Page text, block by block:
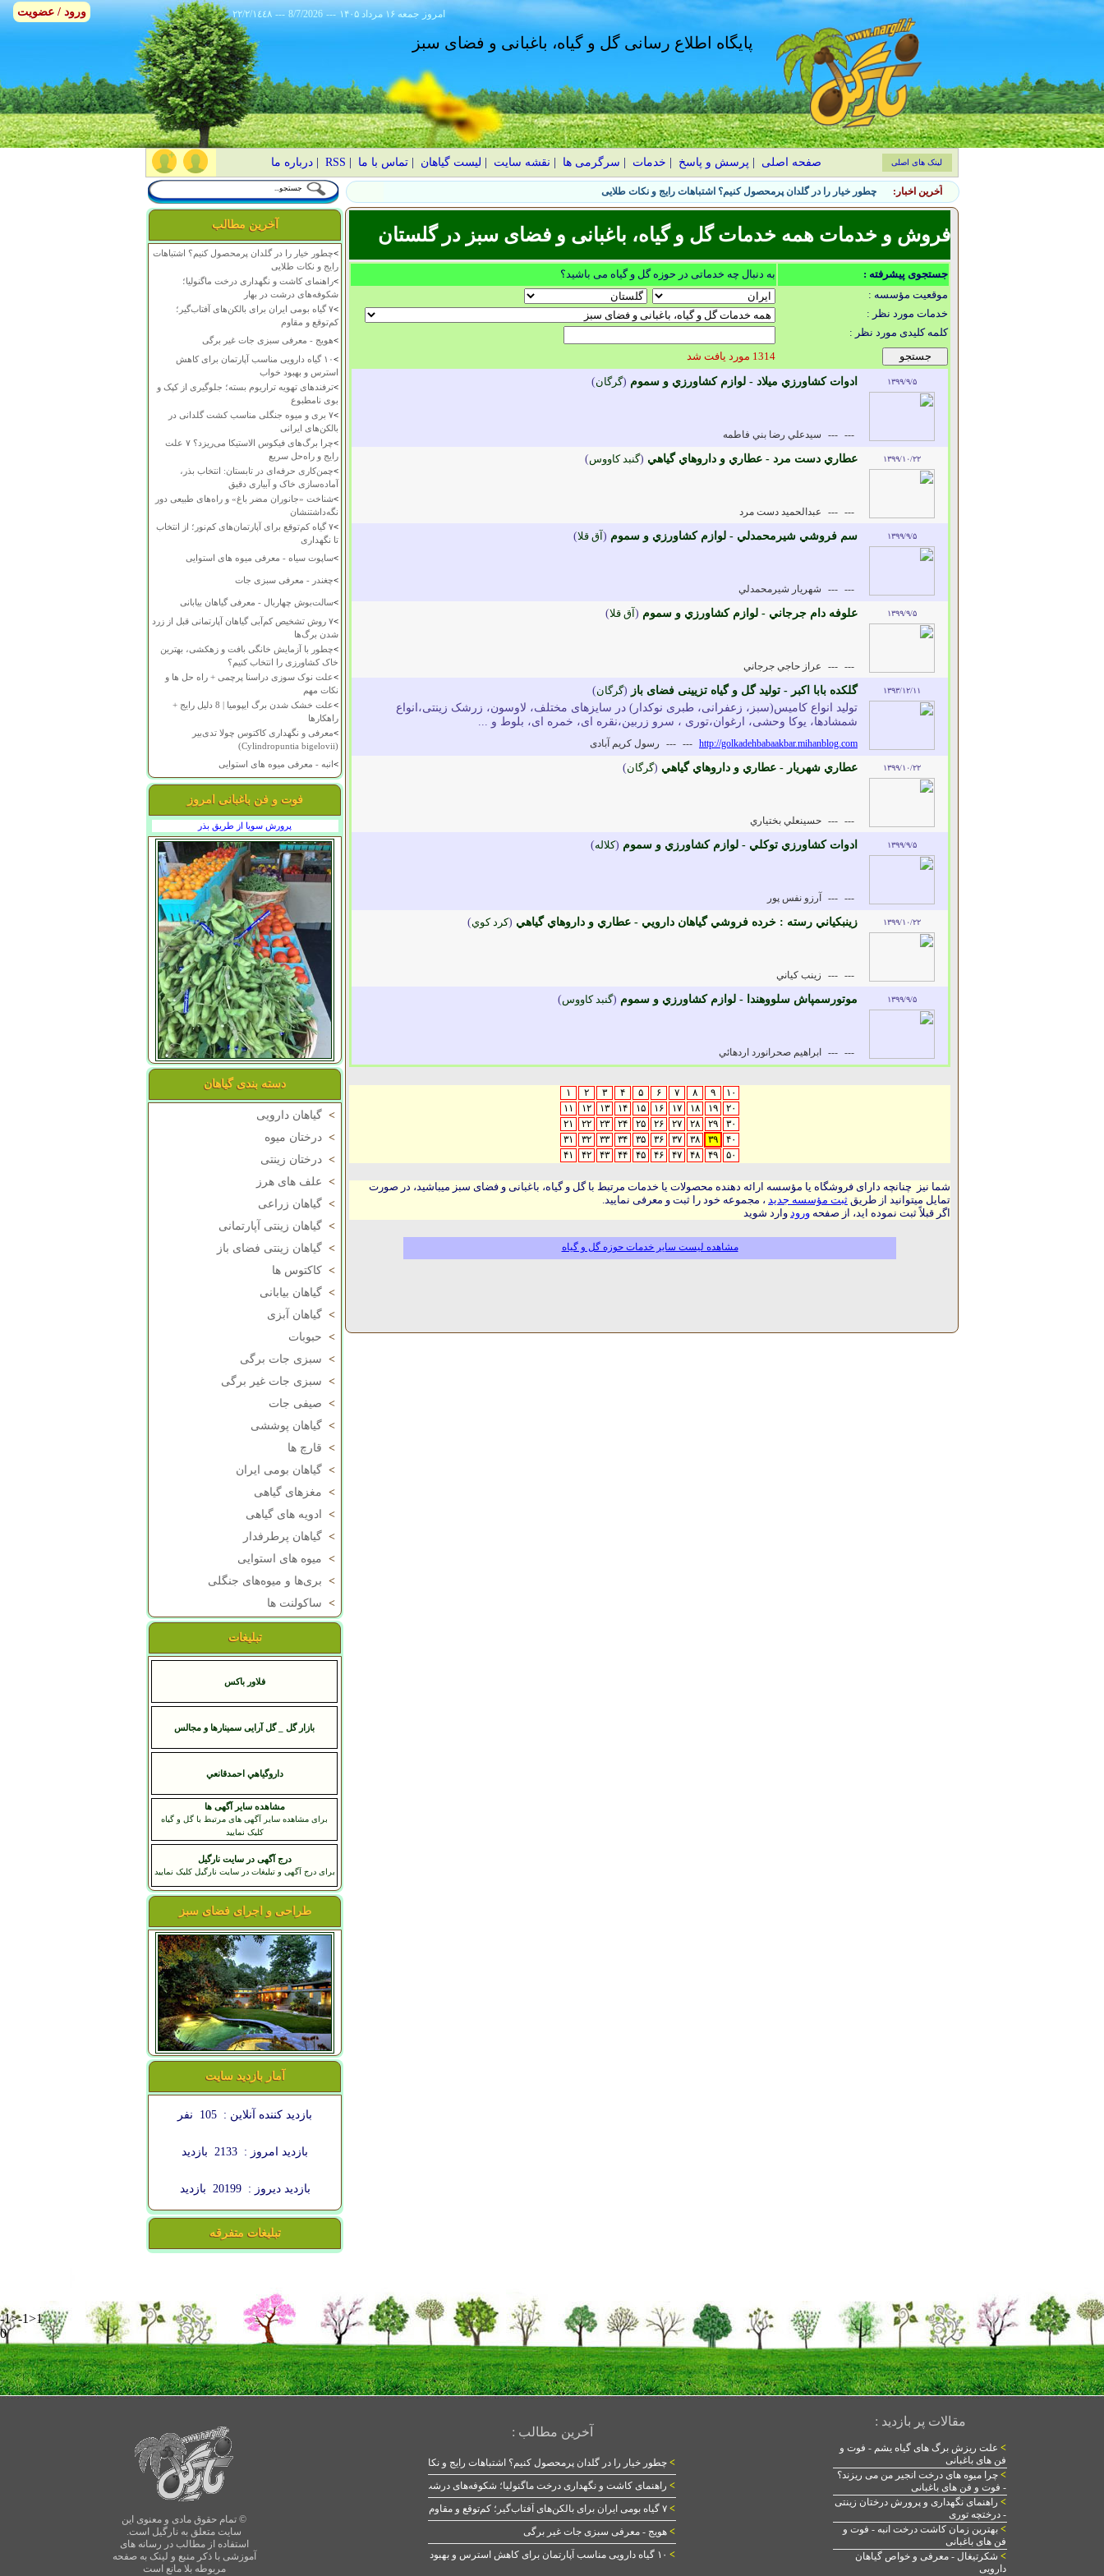
٢٢/٢/١٤٤٨ --- 8/7/2026 --- ۱۴۰۵ جمعه ۱۶ مرداد امروز
پایگاه اطلاع رسانی گل و گیاه، باغبانی و فضای سبز
صفحه اصلی پرسش و پاسخ خدمات سرگرمی ها نقشه سایت لیست گیاهان |تماس با ما RSS
|درباره ما لینک های اصلی
آخرین اخبار: چطور خیار را در گلدان پرمحصول کنیم؟ اشتباهات رایج و نکات طلایی
آخرین مطالب
>چطور خیار را در گلدان پرمحصول کنیم؟ اشتباهات
رایج و نکات طلایی
>راهنمای کاشت و نگهداری درخت ماگنولیا؛
شکوفه‌های درشت در بهار
>
۷ گیاه بومی ایران برای بالکن‌های آفتاب‌گیر؛
کم‌توقع و مقاوم
>هویج - معرفی سبزی جات غیر برگی
>
۱۰ گیاه دارویی مناسب آپارتمان برای کاهش
استرس و بهبود خواب
>ترفندهای تهویه تراریوم بسته؛ جلوگیری از کپک و
بوی نامطبوع
>
۷ بری و میوه جنگلی مناسب کشت گلدانی در
بالکن‌های ایرانی
>
چرا برگ‌های فیکوس الاستیکا می‌ریزد؟ ۷ علت
رایج و راه‌حل سریع
>چمن‌کاری حرفه‌ای در تابستان: انتخاب بذر،
آماده‌سازی خاک و آبیاری دقیق
>شناخت «جانوران مضر باغ» و راه‌های طبیعی دور
نگه‌داشتنشان
>
۷ گیاه کم‌توقع برای آپارتمان‌های کم‌نور؛ از انتخاب
تا نگهداری
>ساپوت سیاه - معرفی میوه های استوایی
>چغندر - معرفی سبزی جات
>سالت‌بوش چهاربال - معرفی گیاهان بیابانی
>
۷ روش تشخیص کم‌آبی گیاهان آپارتمانی قبل از زرد
شدن برگ‌ها
>چطور با آزمایش خانگی بافت و زهکشی، بهترین
خاک کشاورزی را انتخاب کنیم؟
>علت نوک سوزی دراسنا پرچمی + راه حل ها و
نکات مهم
>
علت خشک شدن برگ ایپومیا | 8 دلیل رایج +
راهکارها
>معرفی و نگهداری کاکتوس چولا تدی‌بیر
(Cylindropuntia bigelovii)
>انبه - معرفی میوه های استوایی
فوت و فن باغبانی امروز
پرورش سویا از طریق بذر
دسته بندی گیاهان
> گیاهان دارویی
> درختان میوه
> درختان زینتی
> علف های هرز
> گیاهان زراعی
> گیاهان زینتی آپارتمانی
> گیاهان زینتی فضای باز
> کاکتوس ها
> گیاهان بیابانی
> گیاهان آبزی
> حبوبات
> سبزی جات برگی
> سبزی جات غیر برگی
> صیفی جات
> گیاهان پوششی
> قارچ ها
> گیاهان بومی ایران
> مغزهای گیاهی
>
ادویه های گیاهی
> گیاهان پرطرفدار
> میوه های استوایی
> بری‌ها و میوه‌های جنگلی
> ساکولنت ها
تبلیغات
فلاور باکس
بازار گل _ گل آرایی سمینارها و مجالس
داروگياهي احمدقانعي
مشاهده سایر آگهی ها
برای مشاهده سایر آگهی های مرتبط با گل و گیاه
کلیک نمایید
درج آگهی در سایت نارگیل
برای درج آگهی و تبلیغات در سایت نارگیل کلیک نمایید
طراحی و اجرای فضای سبز
آمار بازدید سایت
بازدید کننده آنلاین : 105 نفر
بازدید امروز : 2133 بازدید
بازدید دیروز : 20199 بازدید
تبلیغات متفرقه
فروش و خدمات همه خدمات گل و گیاه، باغبانی و فضای سبز در گلستان
جستجوی پیشرفته :
به دنبال چه خدماتی در حوزه گل و گیاه می باشید؟
موقعیت مؤسسه :
خدمات مورد نظر :
کلمه کلیدی مورد نظر :
1314 مورد یافت شد
۱۳۹۹/۹/۵ ادوات کشاورزي ميلاد - لوازم کشاورزي و سموم (گرگان)
---
--- سيدعلي رضا بني فاطمه
۱۳۹۹/۱۰/۲۲ عطاري دست مرد - عطاري و داروهاي گياهي (گنبد کاووس)
---
--- عبدالحميد دست مرد
۱۳۹۹/۹/۵ سم فروشي شيرمحمدلي - لوازم کشاورزي و سموم (آق قلا)
---
--- شهريار شيرمحمدلي
۱۳۹۹/۹/۵ علوفه دام جرجاني - لوازم کشاورزي و سموم (آق قلا)
---
--- عراز حاجي جرجاني
۱۳۹۳/۱۲/۱۱ گلکده بابا اکبر - تولید گل و گیاه تزیینی فضای باز (گرگان)
تولید انواع کامیس(سبز، زعفرانی، طبری نوکدار) در سایزهای مختلف، لاوسون، زرشک زینتی،انواع
شمشادها، یوکا وحشی، ارغوان،توری ، سرو زربین،نقره ای، خمره ای، بلوط و ...
http://golkadehbabaakbar.mihanblog.com
---
--- رسول کریم آبادی
۱۳۹۹/۱۰/۲۲ عطاري شهريار - عطاري و داروهاي گياهي (گرگان)
---
--- حسينعلي بختياري
۱۳۹۹/۹/۵ ادوات کشاورزي توکلي - لوازم کشاورزي و سموم (کلاله)
---
--- آرزو نفس پور
۱۳۹۹/۱۰/۲۲ زينبکياني رسته : خرده فروشي گياهان دارويي - عطاري و داروهاي گياهي (کرد کوي)
---
--- زينب کياني
۱۳۹۹/۹/۵ موتورسمپاش سلووهندا - لوازم کشاورزي و سموم (گنبد کاووس)
---
--- ابراهيم صحرانورد اردهائي
۱ ۲ ۳ ۴ ۵ ۶ ۷ ۸ ۹
۱۰
۱۱
۱۲ ۱۳ ۱۴ ۱۵ ۱۶ ۱۷ ۱۸ ۱۹
۲۰
۲۱
۲۲ ۲۳ ۲۴ ۲۵ ۲۶ ۲۷ ۲۸ ۲۹
۳۰
۳۱
۳۲ ۳۳ ۳۴ ۳۵ ۳۶ ۳۷ ۳۸ ۳۹
۴۰
۴۱
۴۲ ۴۳ ۴۴ ۴۵ ۴۶ ۴۷ ۴۸ ۴۹ ۵۰
شما نیز چنانچه دارای فروشگاه یا مؤسسه ارائه دهنده محصولات یا خدمات مرتبط با گل و گیاه، باغبانی و فضای سبز میباشید، در صورت
تمایل میتوانید از طریق ثبت مؤسسه جدید ، مجموعه خود را ثبت و معرفی نمایید.
اگر قبلاً ثبت نموده اید، از صفحه ورود وارد شوید
مشاهده لیست سایر خدمات حوزه گل و گیاه
-1>-1>1
0
© تمام حقوق مادی و معنوی این
سایت متعلق به نارگیل است.
استفاده از مطالب در رسانه های
آموزشی با ذکر منبع و لینک به صفحه
مربوطه بلا مانع است
آخرین مطالب :
> چطور خیار را در گلدان پرمحصول کنیم؟ اشتباهات رایج و نکات طلایی
> راهنمای کاشت و نگهداری درخت ماگنولیا؛ شکوفه‌های درشت در بهار
> ۷ گیاه بومی ایران برای بالکن‌های آفتاب‌گیر؛ کم‌توقع و مقاوم
> هویج - معرفی سبزی جات غیر برگی
> ۱۰ گیاه دارویی مناسب آپارتمان برای کاهش استرس و بهبود خواب
مقالات پر بازدید :
> علت ریزش برگ های گیاه یشم - فوت و
فن های باغبانی
> چرا میوه های درخت انجیر من می ریزند؟
- فوت و فن های باغبانی
> راهنمای نگهداری و پرورش درختان زینتی
- درختچه توری
> بهترین زمان کاشت درخت انبه - فوت و
فن های باغبانی
> شکرتیغال - معرفی و خواص گیاهان
دارویی
ورود / عضویت